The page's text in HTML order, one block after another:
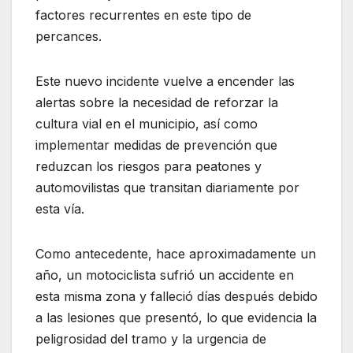
factores recurrentes en este tipo de
percances.
Este nuevo incidente vuelve a encender las
alertas sobre la necesidad de reforzar la
cultura vial en el municipio, así como
implementar medidas de prevención que
reduzcan los riesgos para peatones y
automovilistas que transitan diariamente por
esta vía.
Como antecedente, hace aproximadamente un
año, un motociclista sufrió un accidente en
esta misma zona y falleció días después debido
a las lesiones que presentó, lo que evidencia la
peligrosidad del tramo y la urgencia de